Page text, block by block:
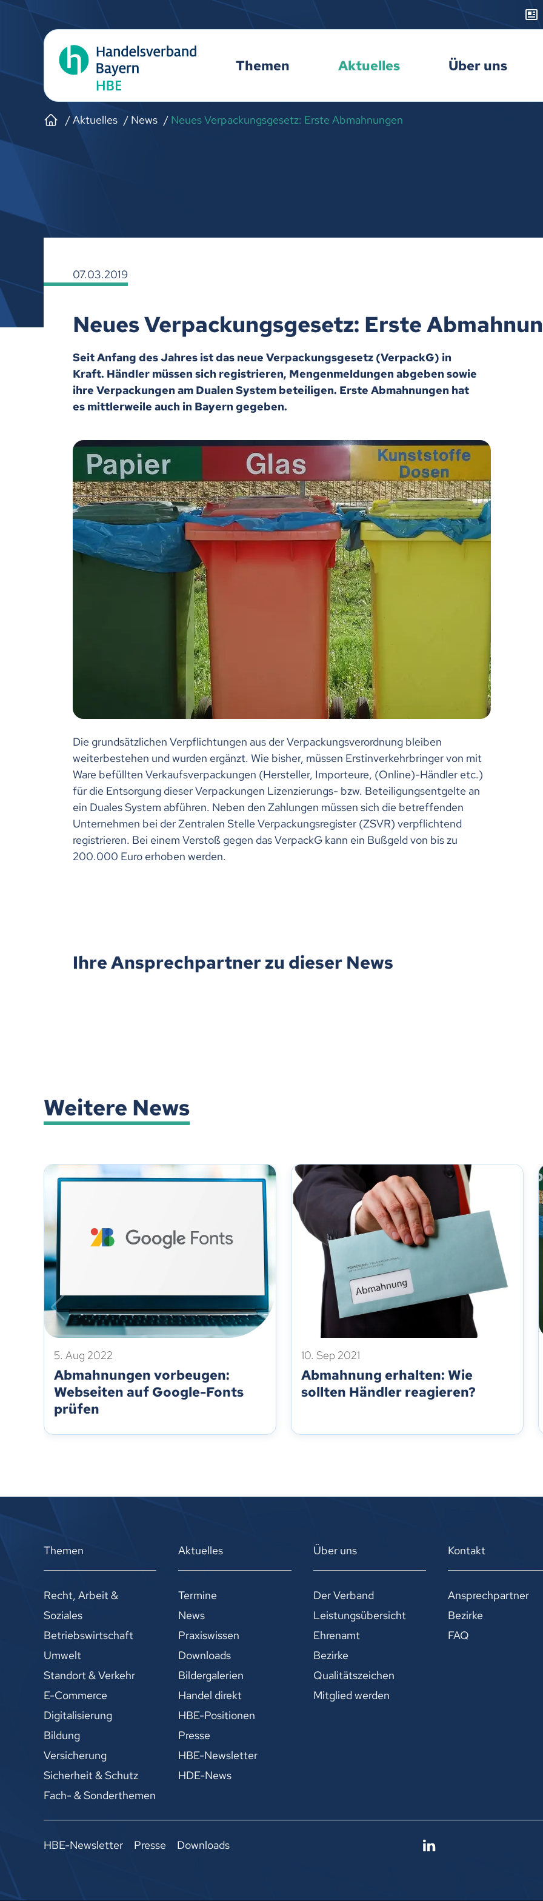
Themen Aktuelles Über uns
Aktuelles News Neues Verpackungsgesetz: Erste Abmahnungen
07.03.2019
Neues Verpackungsgesetz: Erste
Seit Anfang des Jahres ist das neue Verpackungsgesetz (VerpackG) in
Kraft. Händler müssen sich registrieren, Mengenmeldungen abgeben sowie
ihre Verpackungen am Dualen System beteiligen. Erste Abmahnungen hat
es mittlerweile auch in Bayern gegeben.
Die grundsätzlichen Verpflichtungen aus der Verpackungsverordnung bleiben
weiterbestehen und wurden ergänzt. Wie bisher, müssen Erstinverkehrbringer von mit
Ware befüllten Verkaufsverpackungen (Hersteller, Importeure, (Online)-Händler etc.)
für die Entsorgung dieser Verpackungen Lizenzierungs- bzw. Beteiligungsentgelte an
ein Duales System abführen. Neben den Zahlungen müssen sich die betreffenden
Unternehmen bei der Zentralen Stelle Verpackungsregister (ZSVR) verpflichtend
registrieren. Bei einem Verstoß gegen das VerpackG kann ein Bußgeld von bis zu
200.000 Euro erhoben werden.
Ihre Ansprechpartner zu dieser News
Weitere News
5. Aug 2022
Abmahnungen vorbeugen:
Webseiten auf Google-Fonts
prüfen
10. Sep 2021
Abmahnung erhalten: Wie
sollten Händler reagieren?
Themen
Recht, Arbeit &
Soziales
Betriebswirtschaft
Umwelt
Standort & Verkehr
E-Commerce
Digitalisierung
Bildung
Versicherung
Sicherheit & Schutz
Fach- & Sonderthemen
Aktuelles
Termine
News
Praxiswissen
Downloads
Bildergalerien
Handel direkt
HBE-Positionen
Presse
HBE-Newsletter
HDE-News
Über uns
Der Verband
Leistungsübersicht
Ehrenamt
Bezirke
Qualitätszeichen
Mitglied werden
Kontakt
Ansprechpartner
Bezirke
FAQ
HBE-Newsletter Presse Downloads